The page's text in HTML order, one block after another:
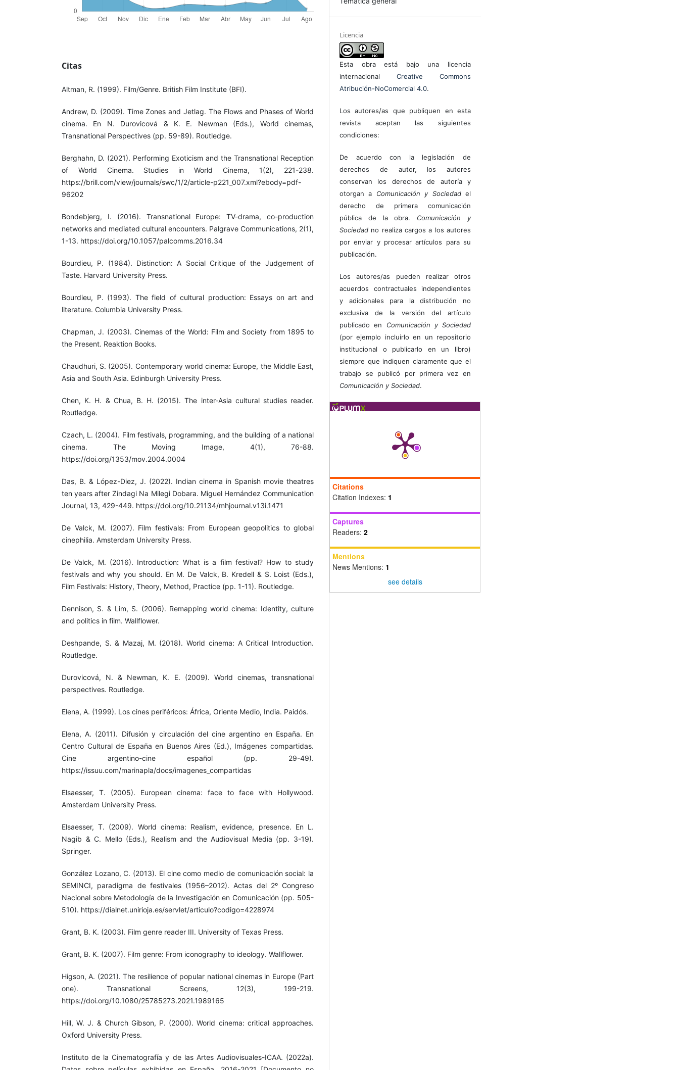
Citas
Altman, R. (1999). Film/Genre. British Film Institute (BFI).
Andrew, D. (2009). Time Zones and Jetlag. The Flows and Phases of World
cinema. En N. Durovicová & K. E. Newman (Eds.), World cinemas,
Transnational Perspectives (pp. 59-89). Routledge.
Berghahn, D. (2021). Performing Exoticism and the Transnational Reception
of World Cinema. Studies in World Cinema, 1(2), 221-238.
https://brill.com/view/journals/swc/1/2/article-p221_007.xml?ebody=pdf-
96202
Bondebjerg, I. (2016). Transnational Europe: TV-drama, co-production
networks and mediated cultural encounters. Palgrave Communications, 2(1),
1-13. https://doi.org/10.1057/palcomms.2016.34
Bourdieu, P. (1984). Distinction: A Social Critique of the Judgement of
Taste. Harvard University Press.
Bourdieu, P. (1993). The field of cultural production: Essays on art and
literature. Columbia University Press.
Chapman, J. (2003). Cinemas of the World: Film and Society from 1895 to
the Present. Reaktion Books.
Chaudhuri, S. (2005). Contemporary world cinema: Europe, the Middle East,
Asia and South Asia. Edinburgh University Press.
Chen, K. H. & Chua, B. H. (2015). The inter-Asia cultural studies reader.
Routledge.
Czach, L. (2004). Film festivals, programming, and the building of a national
cinema. The Moving Image, 4(1), 76-88.
https://doi.org/1353/mov.2004.0004
Das, B. & López-Diez, J. (2022). Indian cinema in Spanish movie theatres
ten years after Zindagi Na Milegi Dobara. Miguel Hernández Communication
Journal, 13, 429-449. https://doi.org/10.21134/mhjournal.v13i.1471
De Valck, M. (2007). Film festivals: From European geopolitics to global
cinephilia. Amsterdam University Press.
De Valck, M. (2016). Introduction: What is a film festival? How to study
festivals and why you should. En M. De Valck, B. Kredell & S. Loist (Eds.),
Film Festivals: History, Theory, Method, Practice (pp. 1-11). Routledge.
Dennison, S. & Lim, S. (2006). Remapping world cinema: Identity, culture
and politics in film. Wallflower.
Deshpande, S. & Mazaj, M. (2018). World cinema: A Critical Introduction.
Routledge.
Durovicová, N. & Newman, K. E. (2009). World cinemas, transnational
perspectives. Routledge.
Elena, A. (1999). Los cines periféricos: África, Oriente Medio, India. Paidós.
Elena, A. (2011). Difusión y circulación del cine argentino en España. En
Centro Cultural de España en Buenos Aires (Ed.), Imágenes compartidas.
Cine argentino-cine español (pp. 29-49).
https://issuu.com/marinapla/docs/imagenes_compartidas
Elsaesser, T. (2005). European cinema: face to face with Hollywood.
Amsterdam University Press.
Elsaesser, T. (2009). World cinema: Realism, evidence, presence. En L.
Nagib & C. Mello (Eds.), Realism and the Audiovisual Media (pp. 3-19).
Springer.
González Lozano, C. (2013). El cine como medio de comunicación social: la
SEMINCI, paradigma de festivales (1956–2012). Actas del 2º Congreso
Nacional sobre Metodología de la Investigación en Comunicación (pp. 505-
510). https://dialnet.unirioja.es/servlet/articulo?codigo=4228974
Grant, B. K. (2003). Film genre reader III. University of Texas Press.
Grant, B. K. (2007). Film genre: From iconography to ideology. Wallflower.
Higson, A. (2021). The resilience of popular national cinemas in Europe (Part
one). Transnational Screens, 12(3), 199-219.
https://doi.org/10.1080/25785273.2021.1989165
Hill, W. J. & Church Gibson, P. (2000). World cinema: critical approaches.
Oxford University Press.
Instituto de la Cinematografía y de las Artes Audiovisuales-ICAA. (2022a).
Licencia
Esta obra está bajo una licencia
internacional Creative Commons
Atribución-NoComercial 4.0.
Los autores/as que publiquen en esta
revista aceptan las siguientes
condiciones:
De acuerdo con la legislación de
derechos de autor, los autores
conservan los derechos de autoría y
otorgan a Comunicación y Sociedadel
derecho de primera comunicación
pública de la obra. Comunicación y
Sociedad no realiza cargos a los autores
por enviar y procesar artículos para su
publicación.
Los autores/as pueden realizar otros
acuerdos contractuales independientes
y adicionales para la distribución no
exclusiva de la versión del artículo
publicado en Comunicación y Sociedad
(por ejemplo incluirlo en un repositorio
institucional o publicarlo en un libro)
siempre que indiquen claramente que el
trabajo se publicó por primera vez en
Comunicación y Sociedad.
Citations
Citation Indexes: 1
Captures
Readers: 2
Mentions
News Mentions: 1
see details